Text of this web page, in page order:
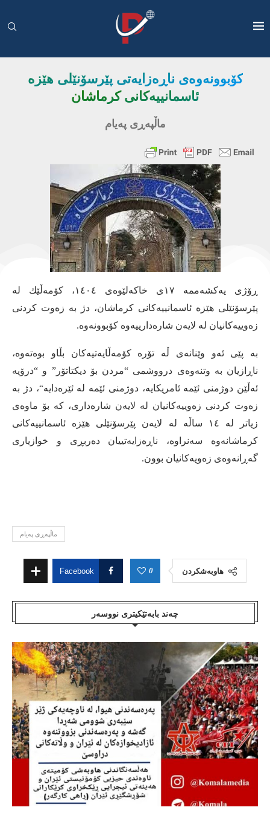
كۆبوونه‌وه‌ی ناڕه‌زایه‌تی پێرسۆنێلی هێزه‌
ئاسمانییه‌كانی كرماشان
ماڵپه‌ڕی په‌یام
ڕۆژی یه‌كشه‌ممه‌ ١٧ی خاكه‌لێوه‌ی ١٤٠٤، كۆمه‌ڵێك له‌
پێرسۆنێلی هێزه‌ ئاسمانییه‌كانی كرماشان، دژ به‌ زه‌وت كردنی
زه‌وییه‌كانیان له‌ لایه‌ن شاره‌دارییه‌وه‌ كۆبوونه‌وه‌.
به‌ پێی ئه‌و وێنانه‌ی ڵە تۆرە کۆمەڵایەتیەکان بڵاو بوەتەوە،
ناڕازیان به‌ وتنه‌وه‌ی درووشمی “مردن بۆ دیكتاتۆر” و “درۆیه‌
ئه‌ڵێن دوژمنی ئێمه‌ ئامریكایه‌، دوژمنی ئێمه‌ له‌ ئێره‌دایه‌“، دژ به‌
زه‌وت كردنی زه‌وییه‌كانیان له‌ لایه‌ن شاره‌داری، كه‌ بۆ ماوه‌ی
زیاتر له‌ ١٤ ساڵه‌ له‌ لایه‌ن پێرسۆنێلی هێزه‌ ئاسمانییه‌كانی
كرماشانه‌وه‌ سه‌نراوه‌، ناڕه‌زایه‌تییان ده‌ربڕی و خوازیاری
گەڕانەوەی زەویەکانیان بوون.
ماڵپه‌ڕی په‌یام
هاوبەشکردن 0
Facebook
چەند بابەتێکیتری نووسەر